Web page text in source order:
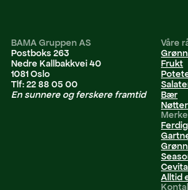
BAMA Gruppen AS
Postboks 263
Nedre Kallbakkvei 40
1081 Oslo
Tlf: 22 88 05 00
En sunnere og ferskere framtid
Våre
Frukt
Bær
Nøtter
Cevita
Alltid